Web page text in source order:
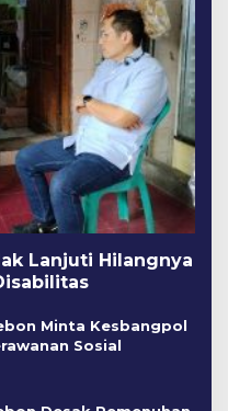
Lanjuti Hilangnya
Minta Kesbangpol
Sosial